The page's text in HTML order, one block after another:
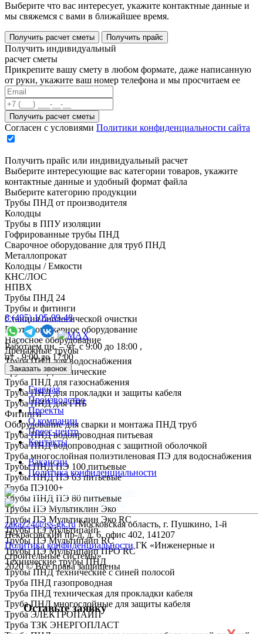
Выберите что вас интересует, укажите контактные данные и
мы свяжемся с вами в ближайшее время.
Получить расчет сметы Получить прайс
Получить индивидуальный
расчет сметы
Прикрепите вашу смету в любом формате, даже написанную
от руки, укажите ваш номер телефона и мы просчитаем ее
Согласен с условиями Политики конфиденциальности сайта
Получить прайс или индивидуальный расчет
Выберите интересующие вас категории товаров, укажите
контактные данные и удобный формат файла
Выберите категорию продукции
Трубы ПНД от производителя
Колодцы
Трубы в ППУ изоляции
Гофрированные трубы ПНД
Сварочное оборудование для труб ПНД
Металлопрокат
Колодцы / Емкости
КНС/ЛОС
НПВХ
Трубы ПНД 24
Трубы и фитинги
Cтанция биологической очистки
Противопожарное оборудование
Насосное оборудование
Дренажные трубы
Труба ПНД для водоснабжения
Трубы ПНД технические
Труба ПНД для газоснабжения
Труба ПНД для прокладки и защиты кабеля
Труба ПНД для ГНБ
Фитинги
Оборудование для сварки и монтажа ПНД труб
Труба ПНД водопроводная питьевая
Труба ПНД водопроводная с защитной оболочкой
Труба многослойная полиэтиленовая ПЭ для водоснабжения
Трубы ПНД ПЭ 100 питьевые
Трубы ПНД ПЭ 63 питьевые
Труба ПЭ100+
Трубы ПНД ПЭ 80 питьевые
Трубы ПЭ Мультиклин Эко
Трубы ПЭ Мультиклин Эко RC
Трубы ПЭ Мультипайп
Трубы ПЭ Мультипайп RC
Трубы ПЭ Мультипайп ПРО RC
Технические трубы ПНД
Трубы ПНД технические с синей полосой
Труба ПНД газопроводная
Труба ПНД техническая для прокладки кабеля
Труба ПНД многослойные для защиты кабеля
Труба ЭЛЕКТРОПАЙП
Труба ТЗК ЭНЕРГОПЛАСТ
8 (495) 105-99-48
Работаем пн. – чт. с 9:00 до 18:00 ,
пт - 9:00 до 17:00
Заказать звонок
Главная
Производство
Проекты
О компании
Пресс-центр
Контакты
Вакансии
Политика конфиденциальности
Скачать презентацию
Скачать реквизиты
zakaz24@iss-gk.ru Московская область, г. Пушкино, 1-й
Некрасовский пр-д, д. 6, офис 402, 141207
Политика конфиденциальности ГК «Инженерные и
строительные системы»
2020 © Все права защищены
Оставьте заявку